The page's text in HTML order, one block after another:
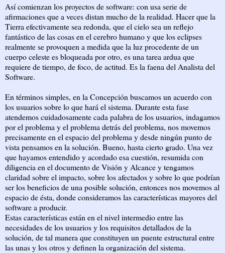
Así comienzan los proyectos de software: con usa serie de
afirmaciones que a veces distan mucho de la realidad. Hacer que la
Tierra efectivamente sea redonda, que el cielo sea un reflejo
fantástico de las cosas en el cerebro humano y que los eclipses
realmente se provoquen a medida que la luz procedente de un
cuerpo celeste es bloqueada por otro, es una tarea ardua que
requiere de tiempo, de foco, de actitud. Es la faena del Analista del
Software.
En términos simples, en la Concepción buscamos un acuerdo con
los usuarios sobre lo que hará el sistema. Durante esta fase
atendemos cuidadosamente cada palabra de los usuarios, indagamos
por el problema y el problema detrás del problema, nos movemos
precisamente en el espacio del problema y desde ningún punto de
vista pensamos en la solución. Bueno, hasta cierto grado. Una vez
que hayamos entendido y acordado esa cuestión, resumida con
diligencia en el documento de Visión y Alcance y tengamos
claridad sobre el impacto, sobre los afectados y sobre lo que podrían
ser los beneficios de una posible solución, entonces nos movemos al
espacio de ésta, donde consideramos las características mayores del
software a producir.
Estas características están en el nivel intermedio entre las
necesidades de los usuarios y los requisitos detallados de la
solución, de tal manera que constituyen un puente estructural entre
las unas y los otros y definen la organización del sistema.